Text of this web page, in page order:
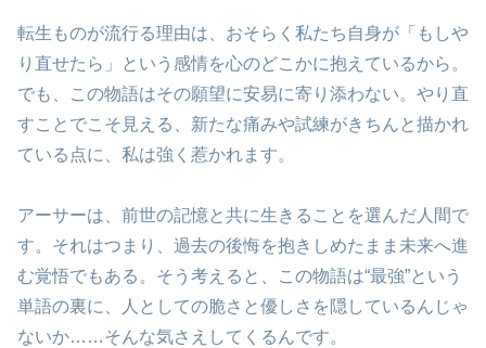
転生ものが流行る理由は、おそらく私たち自身が「もしや
り直せたら」という感情を心のどこかに抱えているから。
でも、この物語はその願望に安易に寄り添わない。やり直
すことでこそ見える、新たな痛みや試練がきちんと描かれ
ている点に、私は強く惹かれます。
アーサーは、前世の記憶と共に生きることを選んだ人間で
す。それはつまり、過去の後悔を抱きしめたまま未来へ進
む覚悟でもある。そう考えると、この物語は“最強”という
単語の裏に、人としての脆さと優しさを隠しているんじゃ
ないか……そんな気さえしてくるんです。